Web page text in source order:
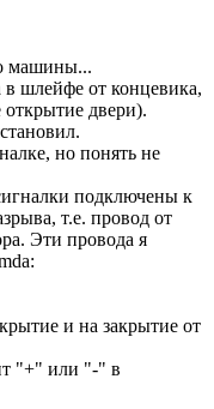
машины...
шлейфе от концевика,
открытие двери).
но понять не
подключены к
т.е. провод от
Эти провода я
и на закрытие от
"+" или "-" в